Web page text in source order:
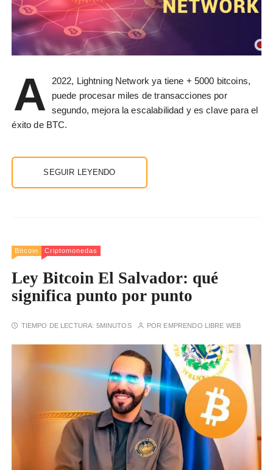
A
2022, Lightning Network ya tiene + 5000 bitcoins,
puede procesar miles de transacciones por
segundo, mejora la escalabilidad y es clave para el
éxito de BTC.
SEGUIR LEYENDO
Bitcoin Criptomonedas
Ley Bitcoin El Salvador: qué
significa punto por punto
TIEMPO DE LECTURA: 5MINUTOS POR EMPRENDO LIBRE WEB